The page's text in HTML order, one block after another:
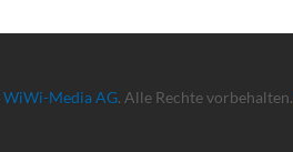
WiWi-Media AG. Alle Rechte vorbehalten.